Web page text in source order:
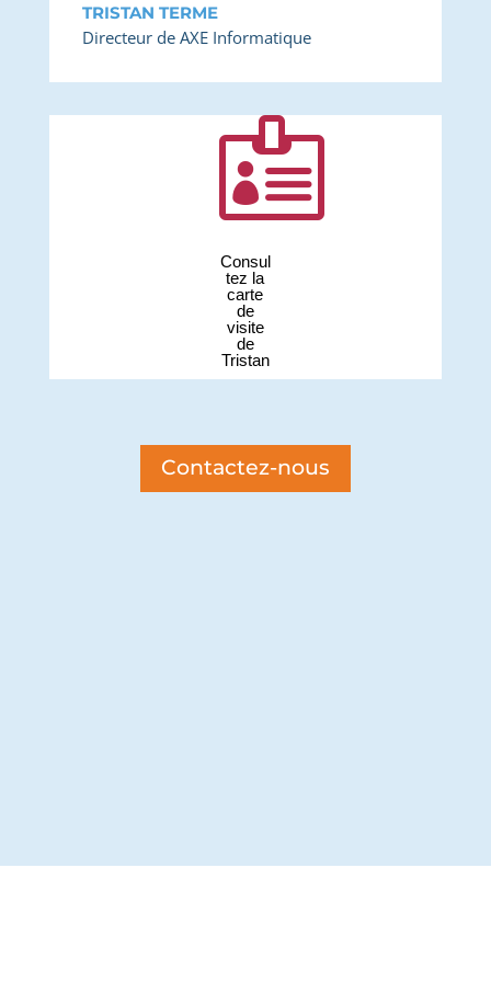
TRISTAN TERME
Directeur de AXE Informatique

Consul
tez la
carte
de
visite
de
Tristan
Contactez-nous